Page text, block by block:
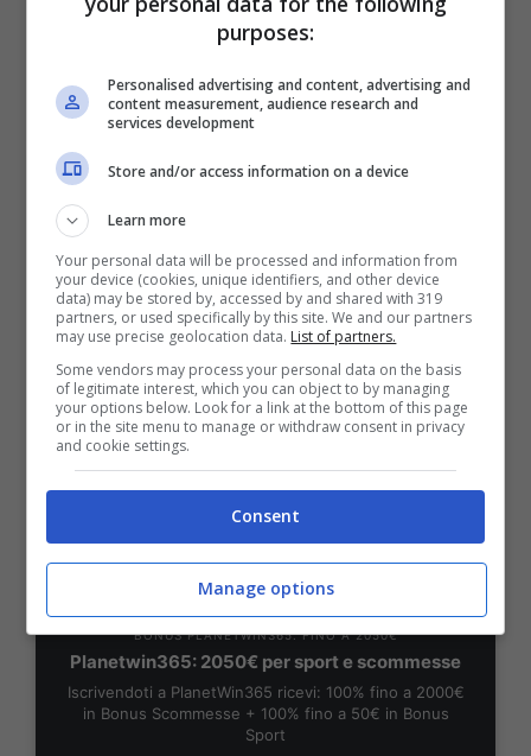
VERIFICA
Mostra Informazioni
Bonus Benvenuto Sport: fino a 1.000€
50% sul deposito fino a 50€
1000€
VERIFICA
PlanetWin365
BONUS PLANETWIN365: FINO A 2050€
Planetwin365: 2050€ per sport e scommesse
Iscrivendoti a PlanetWin365 ricevi: 100% fino a 2000€
in Bonus Scommesse + 100% fino a 50€ in Bonus
Sport
purposes:
Personalised advertising and content, advertising and
content measurement, audience research and
services development
Store and/or access information on a device
Learn more
Your personal data will be processed and information from
your device (cookies, unique identifiers, and other device
data) may be stored by, accessed by and shared with 319
partners, or used specifically by this site. We and our partners
may use precise geolocation data. List of partners.
Some vendors may process your personal data on the basis
of legitimate interest, which you can object to by managing
your options below. Look for a link at the bottom of this page
or in the site menu to manage or withdraw consent in privacy
and cookie settings.
Consent
Manage options